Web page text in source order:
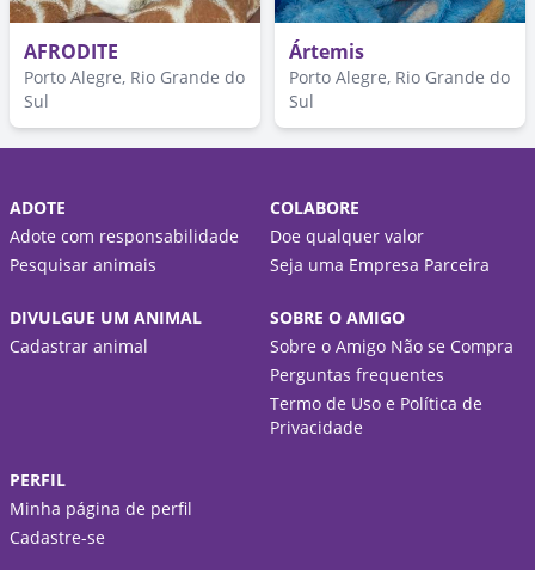
AFRODITE
Porto Alegre, Rio Grande do
Sul
Ártemis
Porto Alegre, Rio Grande do
Sul
ADOTE
Adote com responsabilidade
Pesquisar animais
COLABORE
Doe qualquer valor
Seja uma Empresa Parceira
DIVULGUE UM ANIMAL
Cadastrar animal
SOBRE O AMIGO
Sobre o Amigo Não se Compra
Perguntas frequentes
Termo de Uso e Política de
Privacidade
PERFIL
Minha página de perfil
Cadastre-se